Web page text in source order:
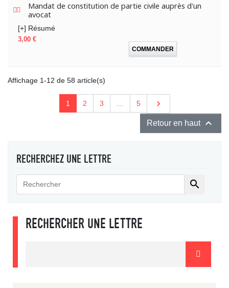
Mandat de constitution de partie civile auprès d'un
avocat
[+] Résumé
Prix
3,00 €
COMMANDER
Affichage 1-12 de 58 article(s)
1 2 3 5 Suivant

Retour en haut 
RECHERCHEZ UNE LETTRE

RECHERCHER UNE LETTRE